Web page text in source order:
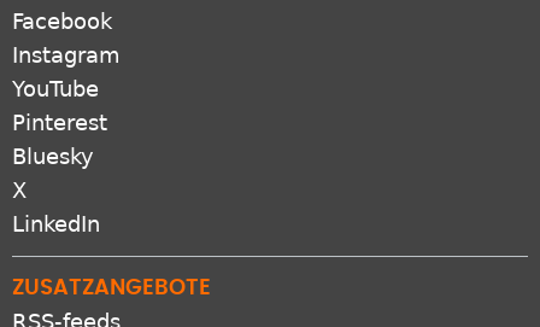
Facebook
Instagram
YouTube
Pinterest
Bluesky
X
LinkedIn
ZUSATZANGEBOTE
RSS-feeds